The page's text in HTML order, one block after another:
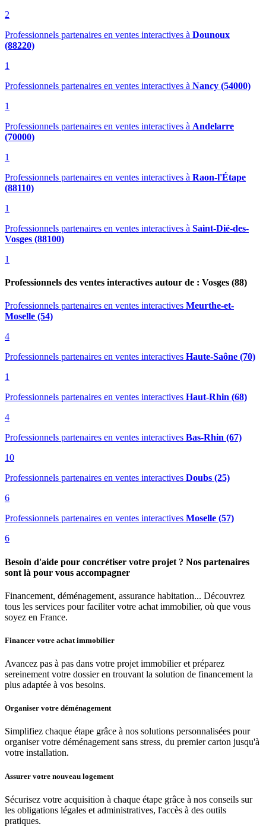
2
Professionnels partenaires en ventes interactives à Dounoux
(88220)
1
Professionnels partenaires en ventes interactives à Nancy (54000)
1
Professionnels partenaires en ventes interactives à Andelarre
(70000)
1
Professionnels partenaires en ventes interactives à Raon-l'Étape
(88110)
1
Professionnels partenaires en ventes interactives à Saint-Dié-des-
Vosges (88100)
1
Professionnels des ventes interactives autour de : Vosges (88)
Professionnels partenaires en ventes interactives Meurthe-et-
Moselle (54)
4
Professionnels partenaires en ventes interactives Haute-Saône (70)
1
Professionnels partenaires en ventes interactives Haut-Rhin (68)
4
Professionnels partenaires en ventes interactives Bas-Rhin (67)
10
Professionnels partenaires en ventes interactives Doubs (25)
6
Professionnels partenaires en ventes interactives Moselle (57)
6
Besoin d'aide pour concrétiser votre projet ? Nos partenaires
sont là pour vous accompagner
Financement, déménagement, assurance habitation... Découvrez
tous les services pour faciliter votre achat immobilier, où que vous
soyez en France.
Financer votre achat immobilier
Avancez pas à pas dans votre projet immobilier et préparez
sereinement votre dossier en trouvant la solution de financement la
plus adaptée à vos besoins.
Organiser votre déménagement
Simplifiez chaque étape grâce à nos solutions personnalisées pour
organiser votre déménagement sans stress, du premier carton jusqu'à
votre installation.
Assurer votre nouveau logement
Sécurisez votre acquisition à chaque étape grâce à nos conseils sur
les obligations légales et administratives, l'accès à des outils
pratiques.